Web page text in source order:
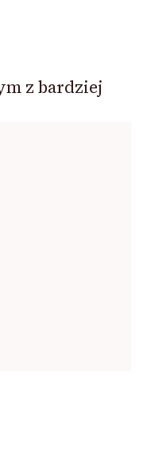
z bardziej